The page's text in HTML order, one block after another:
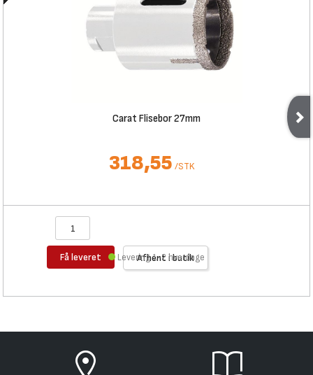
Carat Flisebor 27mm
318,55 /STK
Få leveret Afhent i butik
Levering 1-2 hverdage